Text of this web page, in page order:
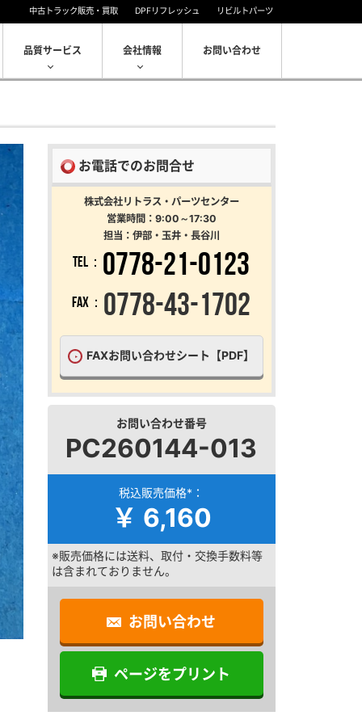
中古トラック販売・買取 DPFリフレッシュ リビルトパーツ
お問い合わせ
会社情報
品質サービス
お電話でのお問合せ
株式会社リトラス・パーツセンター
営業時間：9:00～17:30
担当：伊部・玉井・長谷川
TEL： 0778-21-0123
FAX： 0778-43-1702
FAXお問い合わせシート【PDF】
お問い合わせ番号
PC260144-013
税込販売価格*：
￥ 6,160
※販売価格には送料、取付・交換手数料等
は含まれておりません。
お問い合わせ
ページをプリント